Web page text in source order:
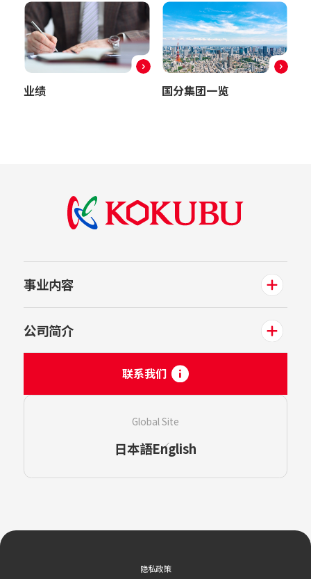
业绩 国分集团一览
事业内容
公司简介
联系我们
Global Site
日本語English
隐私政策